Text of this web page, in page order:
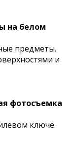
на белом
предметы.
и
фотосъемка
ключе.